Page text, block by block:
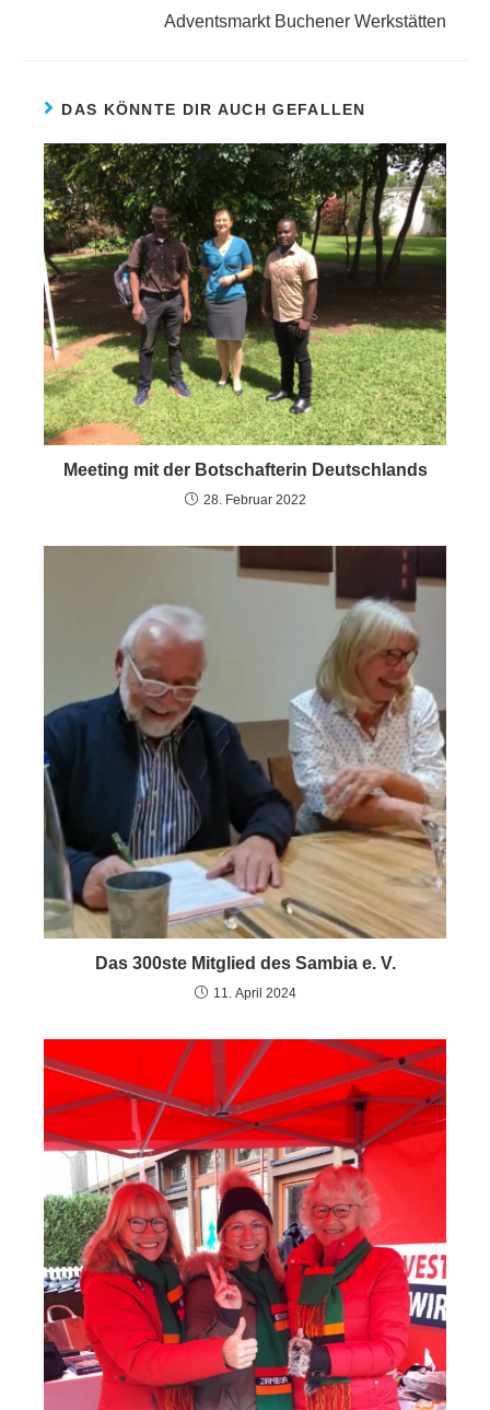
Adventsmarkt Buchener Werkstätten
DAS KÖNNTE DIR AUCH GEFALLEN
Meeting mit der Botschafterin Deutschlands
28. Februar 2022
Das 300ste Mitglied des Sambia e. V.
11. April 2024